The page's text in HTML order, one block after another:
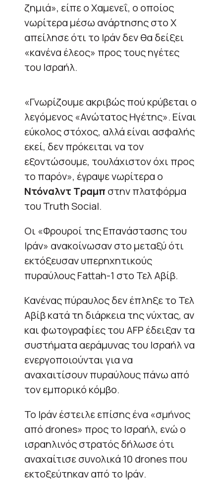
ζημιά», είπε ο Χαμενεΐ, ο οποίος
νωρίτερα μέσω ανάρτησης στο Χ
απείλησε ότι το Ιράν δεν θα δείξει
«κανένα έλεος» προς τους ηγέτες
του Ισραήλ.
«Γνωρίζουμε ακριβώς πού κρύβεται ο
λεγόμενος «Ανώτατος Ηγέτης». Είναι
εύκολος στόχος, αλλά είναι ασφαλής
εκεί, δεν πρόκειται να τον
εξοντώσουμε, τουλάχιστον όχι προς
το παρόν», έγραψε νωρίτερα ο
Ντόναλντ Τραμπ στην πλατφόρμα
του Truth Social.
Οι «Φρουροί της Επανάστασης του
Ιράν» ανακοίνωσαν στο μεταξύ ότι
εκτόξευσαν υπερηχητικούς
πυραύλους Fattah-1 στο Τελ Αβίβ.
Κανένας πύραυλος δεν έπληξε το Τελ
Αβίβ κατά τη διάρκεια της νύχτας, αν
και φωτογραφίες του AFP έδειξαν τα
συστήματα αεράμυνας του Ισραήλ να
ενεργοποιούνται για να
αναχαιτίσουν πυραύλους πάνω από
τον εμπορικό κόμβο.
Το Ιράν έστειλε επίσης ένα «σμήνος
από drones» προς το Ισραήλ, ενώ ο
ισραηλινός στρατός δήλωσε ότι
αναχαίτισε συνολικά 10 drones που
εκτοξεύτηκαν από το Ιράν.